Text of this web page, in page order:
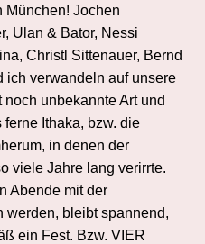
München! Jochen
Ulan & Bator, Nessi
Christl Sittenauer, Bernd
ich verwandeln auf unsere
unbekannte Art und
Ithaka, bzw. die
in denen der
viele Jahre lang verirrte.
Abende mit der
werden, bleibt spannend,
ein Fest. Bzw. VIER